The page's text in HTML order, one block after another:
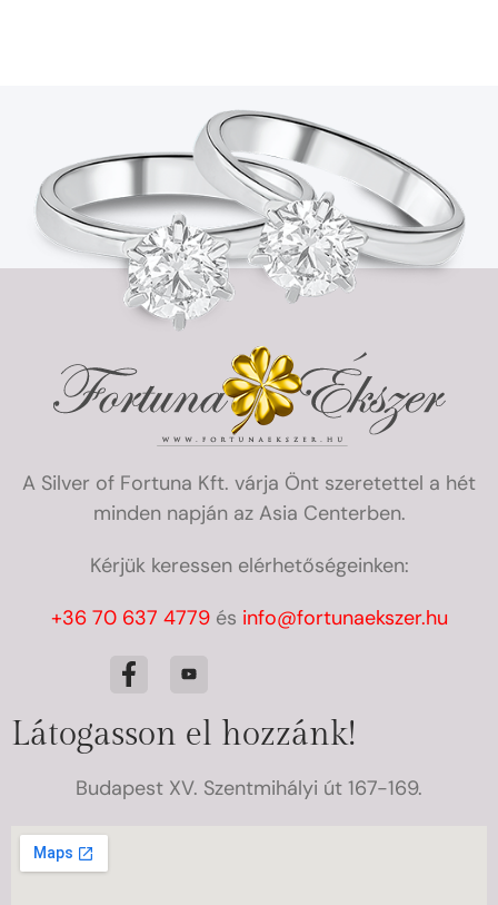
A Silver of Fortuna Kft. várja Önt szeretettel a hét
minden napján az Asia Centerben.
Kérjük keressen elérhetőségeinken:
+36 70 637 4779és info@fortunaekszer.hu
Látogasson el hozzánk!
Budapest XV. Szentmihályi út 167-169.